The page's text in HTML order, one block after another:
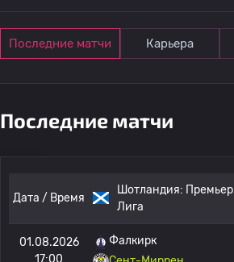
Последние матчи Карьера
Последние матчи
Дата / Время
Шотландия: Премьер
Лига
01.08.2026
17:00
Фалкирк